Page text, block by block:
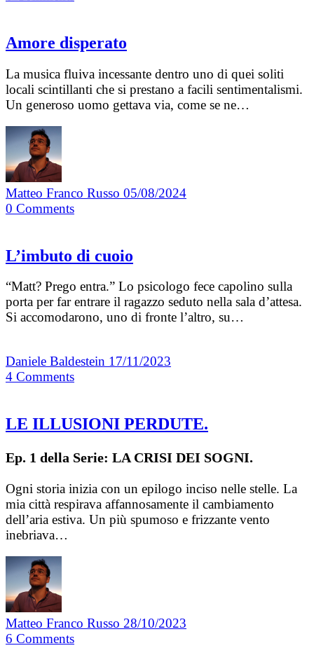
Amore disperato
La musica fluiva incessante dentro uno di quei soliti
locali scintillanti che si prestano a facili sentimentalismi.
Un generoso uomo gettava via, come se ne…
Matteo Franco Russo 05/08/2024
0 Comments
L’imbuto di cuoio
“Matt? Prego entra.” Lo psicologo fece capolino sulla
porta per far entrare il ragazzo seduto nella sala d’attesa.
Si accomodarono, uno di fronte l’altro, su…
Daniele Baldestein 17/11/2023
4 Comments
LE ILLUSIONI PERDUTE.
Ep. 1 della Serie: LA CRISI DEI SOGNI.
Ogni storia inizia con un epilogo inciso nelle stelle. La
mia città respirava affannosamente il cambiamento
dell’aria estiva. Un più spumoso e frizzante vento
inebriava…
Matteo Franco Russo 28/10/2023
6 Comments